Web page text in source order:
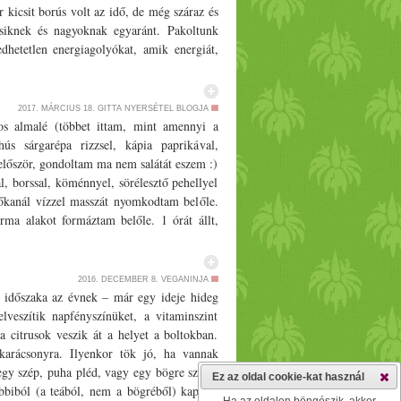
kicsit borús volt az idő, de még száraz és
és nagyoknak egyaránt. Pakoltunk
energiagolyókat, amik energiát,
szeretnek részt venni benne. És mitől
g), kesudióvaj (18 g fehérje/­­100 g),
és a Veganz rózsaszín fehérje (protein)
kívül tartalmaz céklaport
bogyót,homoktövisport, aswaganda port,
és az íze is. A golyók készítése közben
ilyen porotok, nélküle is elkészíthetitek,
a kamrátokban. Fehérjében gazdag
datolyagolyó falatok tízóraira vagy
Konyha: vegán, gluténmentes Adag/­­
115 g dió 75 g napraforgómag 3
kesudióvaj 3 teáskanál Veganz
Tegyük robotgépbe a diót, a
a kimagozott datolyát és az összes többi
ragacsossá (kissé zsírossá a kókuszzsír
golyókat a masszából. Zárt dobozban,
2017. MÁRCIUS 18. GITTA NYERSÉTEL BLOGJA
almalé (többet ittam, mint amennyi a
sárgarépa rizzsel, kápia paprikával,
gondoltam ma nem salátát eszem :)
borssal, köménnyel, sörélesztő pehellyel
vízzel masszát nyomkodtam belőle.
alakot formáztam belőle. 1 órát állt,
a "saláta"... A kesuhús annyira lágy és
különösebb ízesítés nélkül. sárgarépa
A kenyér receptjét ITT TALÁLJÁTOK
fokhagyma, bors, stb... a fokhagyma és a
és jó sok zöldséggel tálalod :) A
(még nincs vége a napnak, és most
zöldségekkel
2016. DECEMBER 8. VEGANINJA
az évnek – már egy ideje hideg
napfényszínüket, a vitaminszint
citrusok veszik át a helyet a boltokban.
Ilyenkor tök jó, ha vannak
szép, puha pléd, vagy egy bögre színes
(a teából, nem a bögréből) kaptam
Ez az oldal cookie-kat használ